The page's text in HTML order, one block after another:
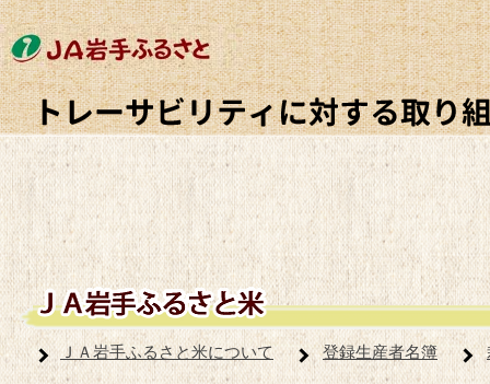
ＪＡ岩手ふるさと米について 登録生産者名簿